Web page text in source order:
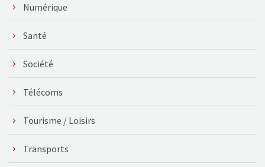
Numérique
Santé
Société
Télécoms
Tourisme / Loisirs
Transports